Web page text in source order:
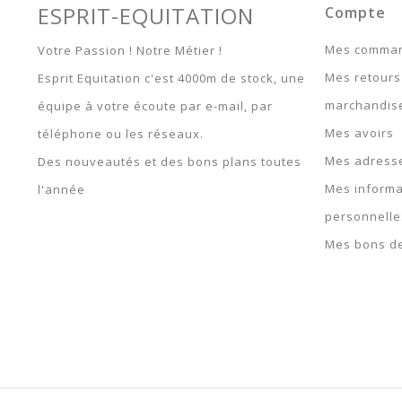
ESPRIT-EQUITATION
Votre Passion ! Notre Métier !
Esprit Equitation c'est 4000m de stock, une
équipe à votre écoute par e-mail, par
téléphone ou les réseaux.
Des nouveautés et des bons plans toutes
l'année
Compte
Mes
Mes
Mes avoirs
Mes
Mes
Mes bons